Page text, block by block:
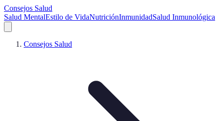
Consejos Salud
Salud MentalEstilo de VidaNutriciónInmunidadSalud Inmunológica
Consejos Salud